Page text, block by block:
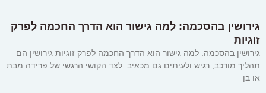
גירושין בהסכמה: למה גישור הוא הדרך החכמה לפרק
זוגיות
גירושין בהסכמה: למה גישור הוא הדרך החכמה לפרק זוגיות גירושין הם
תהליך מורכב, רגיש ולעיתים גם מכאיב. לצד הקושי הרגשי של פרידה מבת
או בן